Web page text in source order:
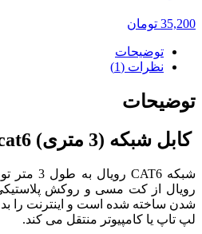
35,200 تومان
توضیحات
نظرات (1)
توضیحات
کابل شبکه (3 متری) cat6 رویال
شبکه CAT6 رویال به طول 3 متر تولید می شود. این
رویال از کت مسی و روکش پلاستیکی
شدن ساخته شده است و اینترنت را
لپ تاپ یا کامپیوتر منتقل می کند.